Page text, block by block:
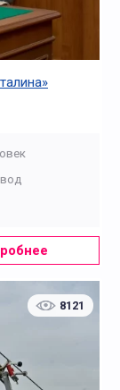
8121